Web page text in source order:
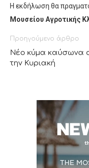
Η εκδήλωση θα
Μουσείου Αγροτικής
Προηγούμενο άρθρο
Νέο κύμα καύσωνα
την Κυριακή